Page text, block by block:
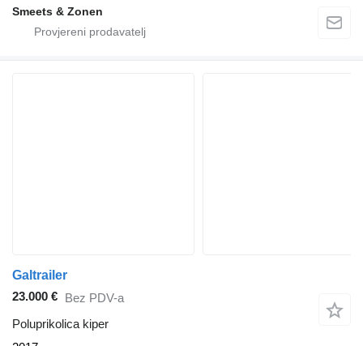
Smeets & Zonen
Galtrailer
23.000 € Bez PDV-a
Poluprikolica kiper